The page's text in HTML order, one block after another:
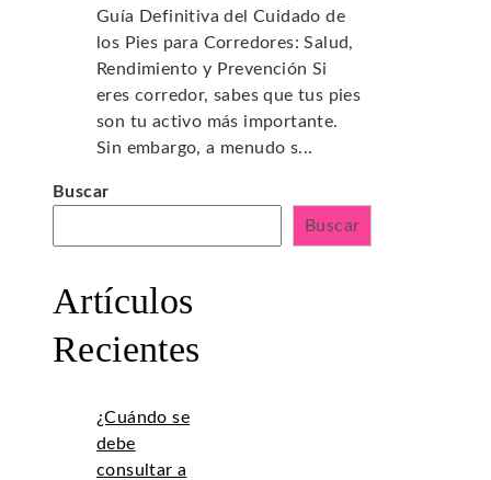
Guía Definitiva del Cuidado de
los Pies para Corredores: Salud,
Rendimiento y Prevención Si
eres corredor, sabes que tus pies
son tu activo más importante.
Sin embargo, a menudo s...
Buscar
Buscar
Artículos
Recientes
¿Cuándo se
debe
consultar a